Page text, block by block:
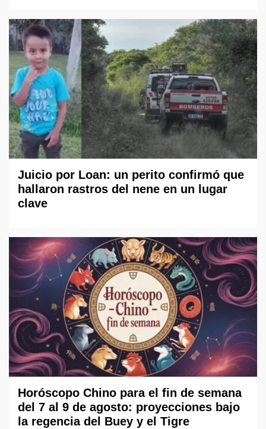
Juicio por Loan: un perito confirmó que
hallaron rastros del nene en un lugar
clave
Horóscopo Chino para el fin de semana
del 7 al 9 de agosto: proyecciones bajo
la regencia del Buey y el Tigre